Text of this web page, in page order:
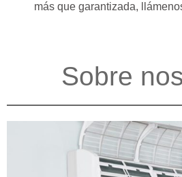
más que garantizada,
Sobre